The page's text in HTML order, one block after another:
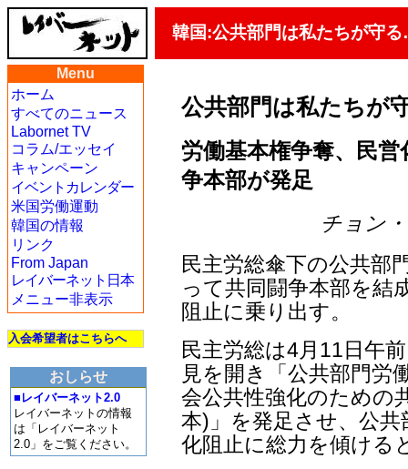
韓国:公共部門は私たちが守
Menu
ホーム
すべてのニュース
Labornet TV
コラム/エッセイ
キャンペーン
イベントカレンダー
米国労働運動
韓国の情報
リンク
From Japan
レイバーネット日本
メニュー非表示
入会希望者はこちらへ
おしらせ
■レイバーネット2.0
レイバーネットの情報
は「レイバーネット
2.0」をご覧ください。
公共部門は私たちが
労働基本権争奪、民
争本部が発足
チョン
民主労総傘下の公共部
って共同闘争本部を結
阻止に乗り出す。
民主労総は4月11日午
見を開き「公共部門労
会公共性強化のための
本)」を発足させ、公
化阻止に総力を傾ける